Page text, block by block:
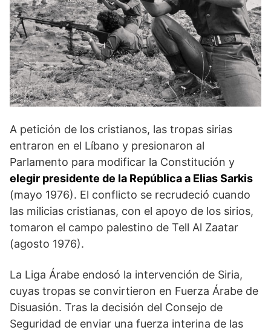
A petición de los cristianos, las tropas sirias
entraron en el Líbano y presionaron al
Parlamento para modificar la Constitución y
elegir presidente de la República a Elias Sarkis
(mayo 1976). El conflicto se recrudeció cuando
las milicias cristianas, con el apoyo de los sirios,
tomaron el campo palestino de Tell Al Zaatar
(agosto 1976).
La Liga Árabe endosó la intervención de Siria,
cuyas tropas se convirtieron en Fuerza Árabe de
Disuasión. Tras la decisión del Consejo de
Seguridad de enviar una fuerza interina de las